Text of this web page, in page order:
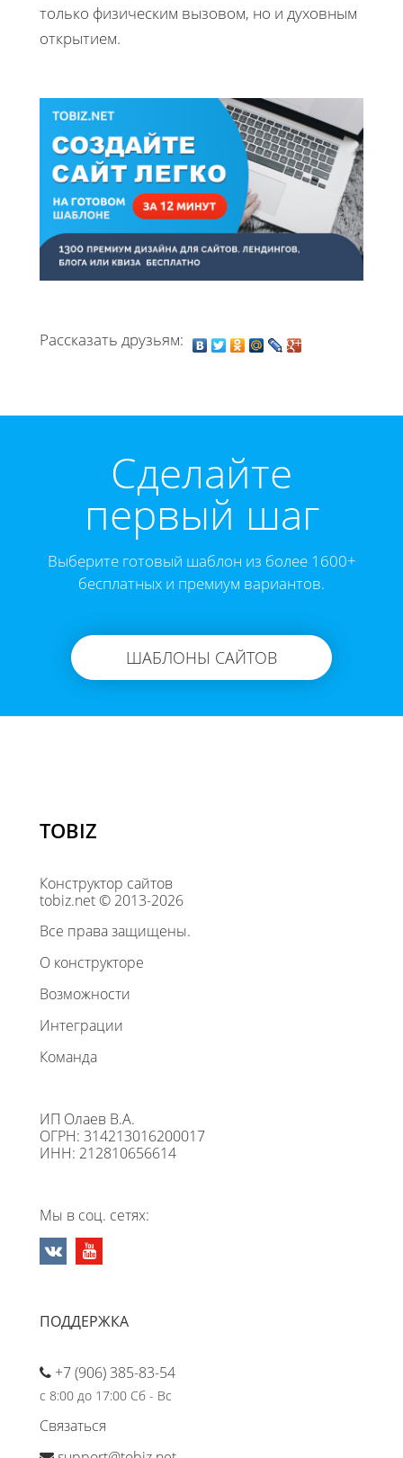
только физическим вызовом, но и духовным
открытием.
Рассказать друзьям:
Cделайте
первый шаг
Выберите готовый шаблон из более 1600+
бесплатных и премиум вариантов.
ШАБЛОНЫ САЙТОВ
TOBIZ
Конструктор сайтов
tobiz.net © 2013-2026
Все права защищены.
О конструкторе
Возможности
Интеграции
Команда
ИП Олаев В.А.
ОГРН: 314213016200017
ИНН: 212810656614
Мы в соц. сетях:
ПОДДЕРЖКА
+7 (906) 385-83-54
с 8:00 до 17:00 Сб - Вс
Связаться